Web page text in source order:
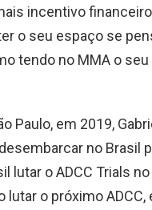
incentivo financeiro
o seu espaço se
tendo no MMA o seu
Paulo, em 2019,
no Brasil
lutar o ADCC Trials
o próximo ADCC,